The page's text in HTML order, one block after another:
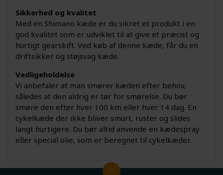
Sikkerhed og kvalitet
Med en Shimano kæde er du sikret et produkt i en
god kvalitet som er udviklet til at give et præcist og
hurtigt gearskift. Ved køb af denne kæde, får du en
driftsikker og støjsvag kæde.
Vedligeholdelse
Vi anbefaler at man smører kæden efter behov,
således at den aldrig er tør for smørelse. Du bør
smøre den efter hver 100 km eller hver 14 dag. En
cykelkæde der ikke bliver smurt, ruster og slides
langt hurtigere. Du bør altid anvende en kædespray
eller special olie, som er beregnet til cykelkæder.